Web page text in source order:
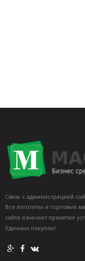
Связь с администрацией
Все логотипы и торговые
сайта означает принятие
Удачных покупок!